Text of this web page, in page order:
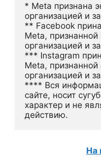
* Meta признана
организацией и
** Facebook
Meta, признанной
организацией и
*** Instagram
Meta, признанной
организацией и
**** Вся
сайте, носит
характер и не
действию.
На